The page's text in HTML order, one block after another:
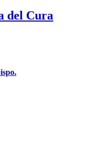
del Cura